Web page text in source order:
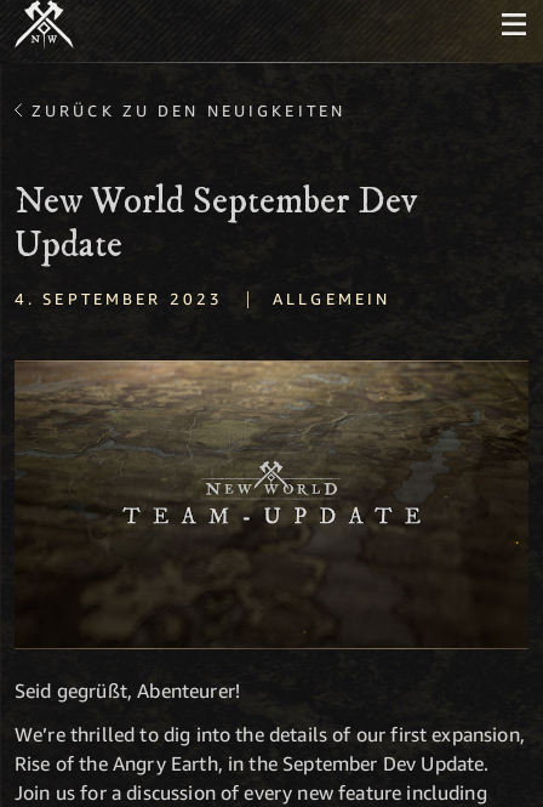
ZURÜCK ZU DEN NEUIGKEITEN
New World September Dev
Update
4. SEPTEMBER 2023 | ALLGEMEIN
Seid gegrüßt, Abenteurer!
We’re thrilled to dig into the details of our first expansion,
Rise of the Angry Earth, in the September Dev Update.
Join us for a discussion of every new feature including